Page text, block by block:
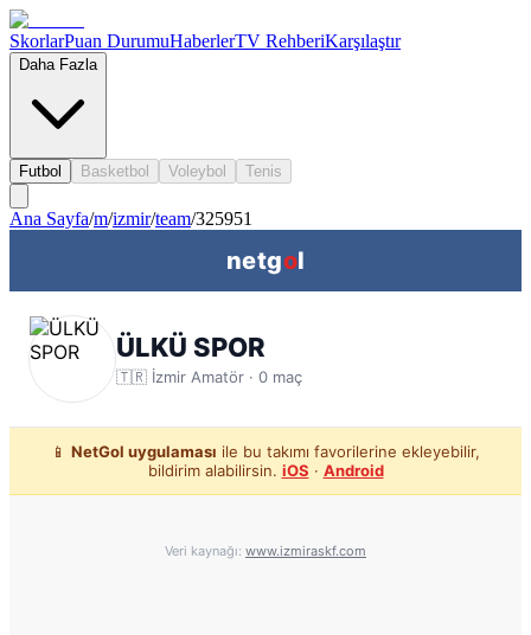
SkorlarPuan DurumuHaberlerTV RehberiKarşılaştır
Daha Fazla
Futbol Basketbol Voleybol Tenis
Ana Sayfa/m/izmir/team/325951
netgol
ÜLKÜ SPOR
🇹🇷 İzmir Amatör · 0 maç
📱 NetGol uygulaması ile bu takımı favorilerine ekleyebilir,
bildirim alabilirsin. iOS · Android
Veri kaynağı: www.izmiraskf.com